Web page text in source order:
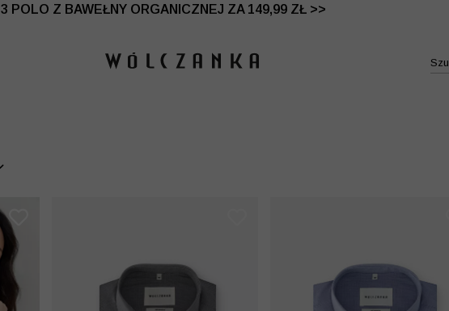
3 POLO Z BAWEŁNY ORGANICZNEJ ZA 149,99 ZŁ >>
DO -50% | DODATKOWE -30% NA DRUGI I TRZECI PRODUKT >>